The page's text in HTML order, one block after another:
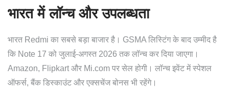
भारत में लॉन्च और उपलब्धता
भारत Redmi का सबसे बड़ा बाजार है। GSMA लिस्टिंग के बाद उम्मीद है
कि Note 17 को जुलाई-अगस्त 2026 तक लॉन्च कर दिया जाएगा।
Amazon, Flipkart और Mi.com पर सेल होगी। लॉन्च इवेंट में स्पेशल
ऑफर्स, बैंक डिस्काउंट और एक्सचेंज बोनस भी रहेंगे।